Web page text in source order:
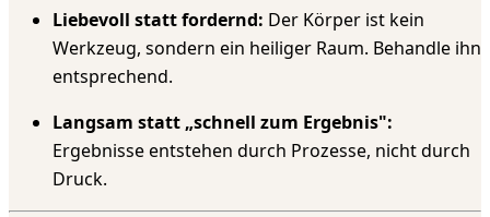
Liebevoll statt fordernd: Der Körper ist kein
Werkzeug, sondern ein heiliger Raum. Behandle ihn
entsprechend.
Langsam statt „schnell zum Ergebnis":
Ergebnisse entstehen durch Prozesse, nicht durch
Druck.